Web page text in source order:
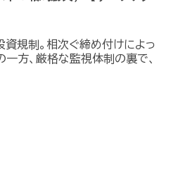
規制。相次ぐ締め付けによっ
一方、厳格な監視体制の裏で、